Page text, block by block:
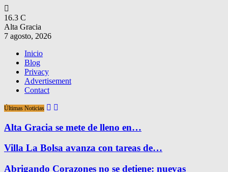
16.3 C
Alta Gracia
7 agosto, 2026
Inicio
Blog
Privacy
Advertisement
Contact
Últimas Noticias
Alta Gracia se mete de lleno en…
Villa La Bolsa avanza con tareas de…
Abrigando Corazones no se detiene: nuevas